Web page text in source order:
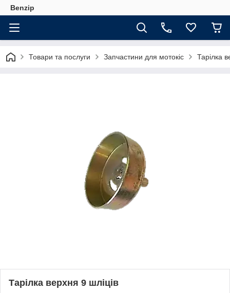
Benzip
Товари та послуги Запчастини для мотокіс Тарілка
Тарілка верхня 9 шліців